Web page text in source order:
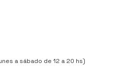
a sábado de 12 a 20 hs)